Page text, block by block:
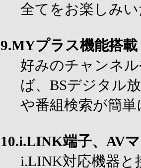
全てをお楽しみ
9.MYプラス機能搭載
好みのチャンネ
ば、BSデジタル
や番組検索が簡
10.i.LINK端子、AV
i.LINK対応機器と